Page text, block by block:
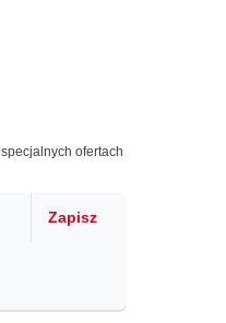
ofertach
Zapisz